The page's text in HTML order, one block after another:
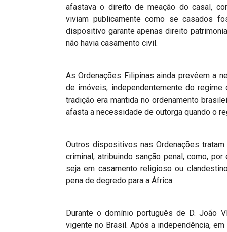
afastava o direito de meação do casal,
viviam publicamente como se casados
dispositivo garante apenas direito
não havia casamento civil.
As Ordenações Filipinas ainda prevêem a
de imóveis, independentemente do
tradição era mantida no ordenamento
afasta a necessidade de outorga quando o
Outros dispositivos nas Ordenações
criminal, atribuindo sanção penal, como,
seja em casamento religioso ou
pena de degredo para a África.
Durante o domínio português de D. João
vigente no Brasil. Após a independência,